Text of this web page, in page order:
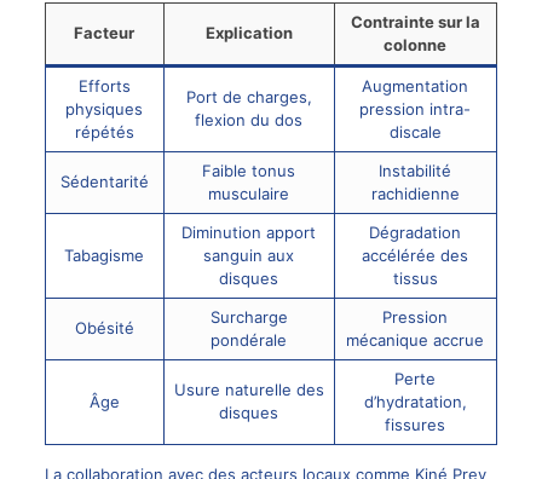
Facteur Explication
Contrainte sur la
colonne
Efforts
physiques
répétés
Port de charges,
flexion du dos
Augmentation
pression intra-
discale
Sédentarité
Faible tonus
musculaire
Instabilité
rachidienne
Tabagisme
Diminution apport
sanguin aux
disques
Dégradation
accélérée des
tissus
Obésité
Surcharge
pondérale
Pression
mécanique accrue
Âge
Usure naturelle des
disques
Perte
d’hydratation,
fissures
La collaboration avec des acteurs locaux comme Kiné Prev